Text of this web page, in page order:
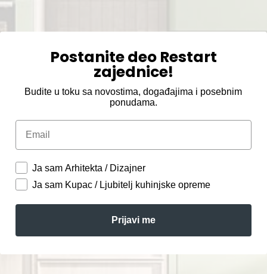
Postanite deo Restart
zajednice!
Budite u toku sa novostima, događajima i posebnim
ponudama.
Email
Ja sam Arhitekta / Dizajner
Ja sam Kupac / Ljubitelj kuhinjske opreme
Prijavi me